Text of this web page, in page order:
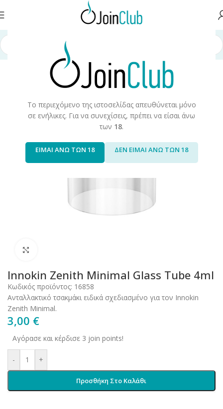
Το περιεχόμενο της ιστοσελίδας απευθύνεται μόνο
σε ενήλικες. Για να συνεχίσεις, πρέπει να είσαι άνω
των 18.
ΕΙΜΑΙ ΑΝΩ ΤΩΝ 18 ΔΕΝ ΕΙΜΑΙ ΑΝΩ ΤΩΝ 18
σελίδα Πρώτες Ύλες/Αξεσουάρ
Innokin Zenith Minimal Glass Tube 4ml
Κωδικός προϊόντος: 16858
Ανταλλακτικό τσακμάκι ειδικά σχεδιασμένο για τον Innokin
Zenith Minimal.
3,00 €
Αγόρασε και κέρδισε 3 join points!
- +
Προσθήκη Στο Καλάθι